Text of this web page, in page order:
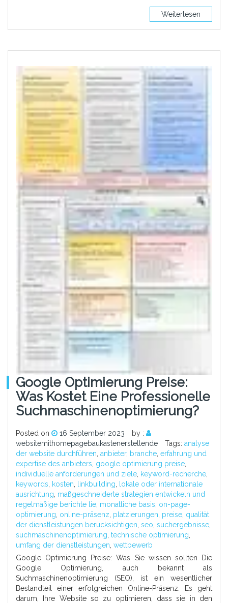
Weiterlesen
Google Optimierung Preise:
Was Kostet Eine Professionelle
Suchmaschinenoptimierung?
Posted on 16 September 2023
by :
websitemithomepagebaukastenerstellende
Tags: analyse
der website durchführen anbieter, branche erfahrung und
expertise des anbieters google optimierung preise
individuelle anforderungen und ziele keyword-recherche
keywords kosten linkbuilding lokale oder internationale
ausrichtung maßgeschneiderte strategien entwickeln und
regelmäßige berichte lie monatliche basis on-page-
optimierung online-präsenz platzierungen preise qualität
der dienstleistungen berücksichtigen seo suchergebnisse
suchmaschinenoptimierung technische optimierung
umfang der dienstleistungen wettbewerb
Google Optimierung Preise: Was Sie wissen sollten Die
Google Optimierung, auch bekannt als
Suchmaschinenoptimierung (SEO), ist ein wesentlicher
Bestandteil einer erfolgreichen Online-Präsenz. Es geht
darum, Ihre Website so zu optimieren, dass sie in den